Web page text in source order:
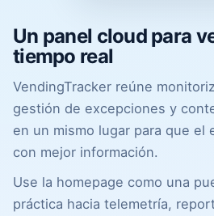
Un panel cloud para
tiempo real
VendingTracker reúne
gestión de excepciones y
en un mismo lugar para que el
con mejor información.
Use la homepage como una
práctica hacia telemetría,